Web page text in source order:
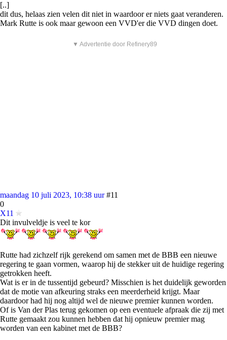
[..]
dit dus, helaas zien velen dit niet in waardoor er niets gaat veranderen.
Mark Rutte is ook maar gewoon een VVD'er die VVD dingen doet.
▼ Advertentie door Refinery89
maandag 10 juli 2023, 10:38 uur #11
0
X11
Dit invulveldje is veel te kor
Rutte had zichzelf rijk gerekend om samen met de BBB een nieuwe
regering te gaan vormen, waarop hij de stekker uit de huidige regering
getrokken heeft.
Wat is er in de tussentijd gebeurd? Misschien is het duidelijk geworden
dat de motie van afkeuring straks een meerderheid krijgt. Maar
daardoor had hij nog altijd wel de nieuwe premier kunnen worden.
Of is Van der Plas terug gekomen op een eventuele afpraak die zij met
Rutte gemaakt zou kunnen hebben dat hij opnieuw premier mag
worden van een kabinet met de BBB?